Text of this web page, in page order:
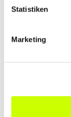
Statistiken
Marketing